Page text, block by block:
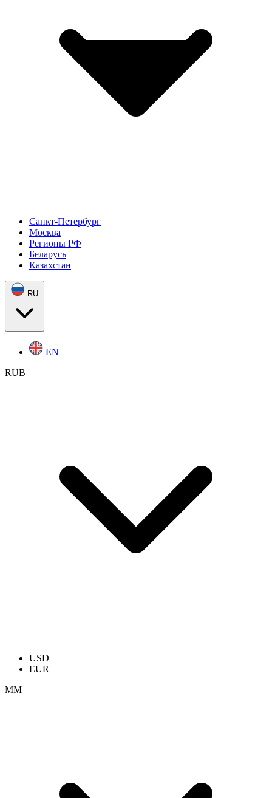
Санкт-Петербург
Москва
Регионы РФ
Беларусь
Казахстан
RU
EN
RUB
USD
EUR
ММ